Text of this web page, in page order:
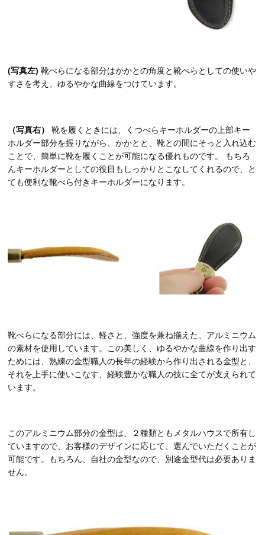
(写真左) 靴べらになる部分はかかとの角度と靴べらとしての使いや
すさを考え、ゆるやかな曲線をつけています。
（写真右）
靴を履くときには、くつべらキーホルダーの上部キー
ホルダー部分を握りながら、かかとと、靴との間にそっと入れ込む
ことで、簡単に靴を履くことが可能になる優れものです。 もちろ
んキーホルダーとしての役目もしっかりとこなしてくれるので、と
ても便利な靴べら付きキーホルダーになります。
靴べらになる部分には、軽さと、強度を兼ね揃えた、アルミニウム
の素材を使用しています。この美しく、ゆるやかな曲線を作り出す
ためには、熟練の金型職人の長年の経験から作り出される金型と、
それを上手に使いこなす、経験豊かな職人の技に全てが支えられて
います。
このアルミニウム部分の金型は、２種類ともメタルハウスで所有し
ていますので、お客様のデザインに応じて、選んでいただくことが
可能です。もちろん、自社の金型なので、別途金型代は必要ありま
せん。